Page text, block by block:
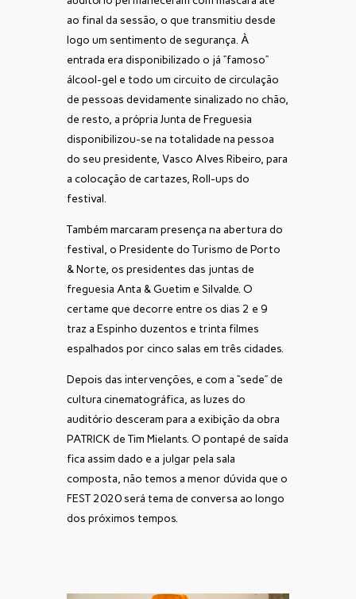
ao final da sessão, o que transmitiu desde
logo um sentimento de segurança. À
entrada era disponibilizado o já “famoso”
álcool-gel e todo um circuito de circulação
de pessoas devidamente sinalizado no chão,
de resto, a própria Junta de Freguesia
disponibilizou-se na totalidade na pessoa
do seu presidente, Vasco Alves Ribeiro, para
a colocação de cartazes, Roll-ups do
festival.
Também marcaram presença na abertura do
festival, o Presidente do Turismo de Porto
& Norte, os presidentes das juntas de
freguesia Anta & Guetim e Silvalde. O
certame que decorre entre os dias 2 e 9
traz a Espinho duzentos e trinta filmes
espalhados por cinco salas em três cidades.
Depois das intervenções, e com a “sede” de
cultura cinematográfica, as luzes do
auditório desceram para a exibição da obra
PATRICK de Tim Mielants. O pontapé de saída
fica assim dado e a julgar pela sala
composta, não temos a menor dúvida que o
FEST 2020 será tema de conversa ao longo
dos próximos tempos.